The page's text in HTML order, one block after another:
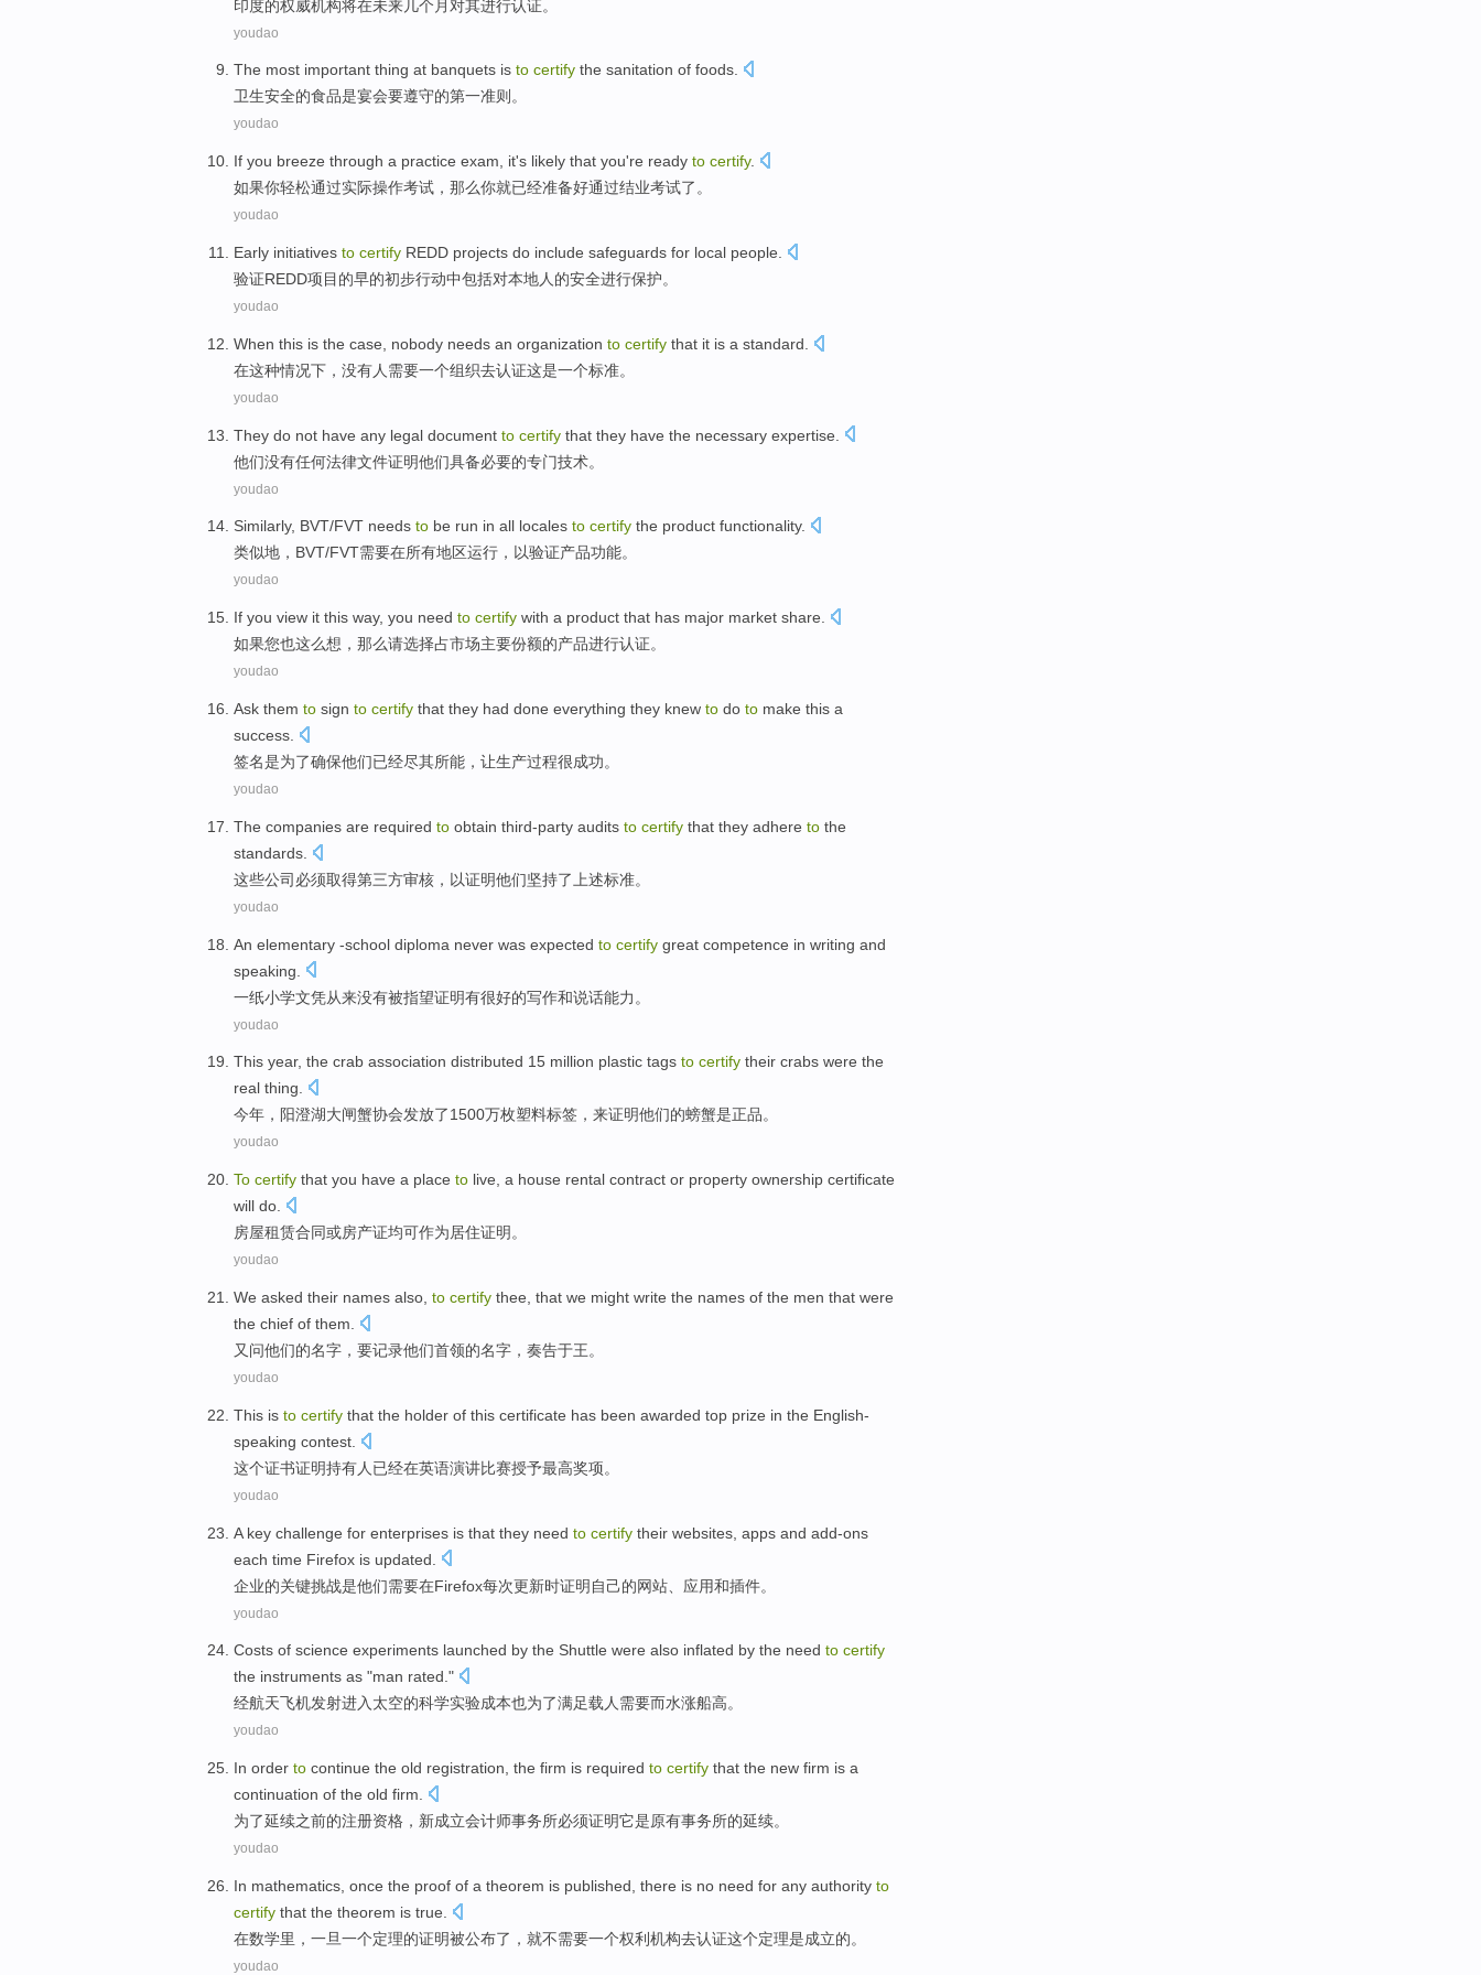
印度的权威机构将在未来几个月对其进行认证。
youdao
The most important thing at banquets is to certify the sanitation of foods.
卫生安全的食品是宴会要遵守的第一准则。
youdao
If you breeze through a practice exam , it's likely that you're ready to certify.
如果你轻松通过实际操作考试 ， 那么你就已经准备好通过结业考试了。
youdao
Early initiatives to certify REDD projects do include safeguards for local people
验证REDD项目 的早的初步行动中包括对本地人 的安全进行保护。
youdao
When this is the case nobody needs an organization to certify that it is a standard
在这种情况下 ， 没有人 需要一个组织去认证这是一个标准。
youdao
They do not have any legal document to certify that they have the necessary expertise
他们没有任何法律文件证明他们具备必要的专门技术。
youdao
Similarly, BVT/FVT needs to be run in all locales to certify the product functionality.
类似地 ， BVT/FVT需要在所有地区运行 ， 以验证产品功能。
youdao
If you view it this way, you need to certify with a product that has major market share
如果您也这么想， 那么请选择占市场主要份额的产品进行认证。
youdao
Ask them to sign to certify that they had done everything they knew to do to make this a
success
签名是为了确保他们已经尽其所能 ， 让生产过程很成功。
youdao
The companies are required to obtain third-party audits to certify that they adhere to the
standards
这些公司 必须取得第三方审核 ， 以证明他们坚持了上述标准。
youdao
An elementary -school diploma never was expected to certify great competence in writing and
speaking
一纸小学文凭从来没有被指望证明有很好的写作和说话能力 。
youdao
This year, the crab association distributed 15 million plastic tags to certify their crabs were the
real thing.
今年 ， 阳澄湖大闸蟹协会发放了1500万枚塑料标签 ， 来证明他们的螃蟹是正品。
youdao
To certify that you have a place to live , a house rental contract or property ownership certificate
will do.
房屋租赁合同或房产证均可作为居住证明。
youdao
We asked their names also, to certify thee, that we might write the names of the men that were
the chief of them
又问他们的名字 ， 要记录他们首领的名字， 奏告于王。
youdao
This is to certify that the holder of this certificate has been awarded top prize in the English-
speaking contest
这个证书证明持有人 已经在英语演讲比赛授予最高奖项。
youdao
A key challenge for enterprises is that they need to certify their websites apps and add-ons
each time Firefox is updated
企业的关键挑战是他们需要在Firefox每次更新时证明自己的网站 应用和插件。
youdao
Costs of science experiments launched by the Shuttle were also inflated by the need to certify
the instruments as "man rated."
经航天飞机发射进入太空的科学实验成本也为了满足载人需要而水涨船高。
youdao
In order to continue the old registration , the firm is required to certify that the new firm is a
continuation of the old firm.
为了延续之前的注册资格 ， 新成立会计师事务所必须证明它是原有事务所的延续。
youdao
In mathematics once the proof of a theorem is published there is no need for any authority to
certify that the theorem is true
在数学里 ， 一旦一个定理的证明被公布了 ， 就不需要一个权利 机构去认证这个定理是成立的。
youdao